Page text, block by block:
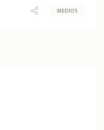
MEDIOS